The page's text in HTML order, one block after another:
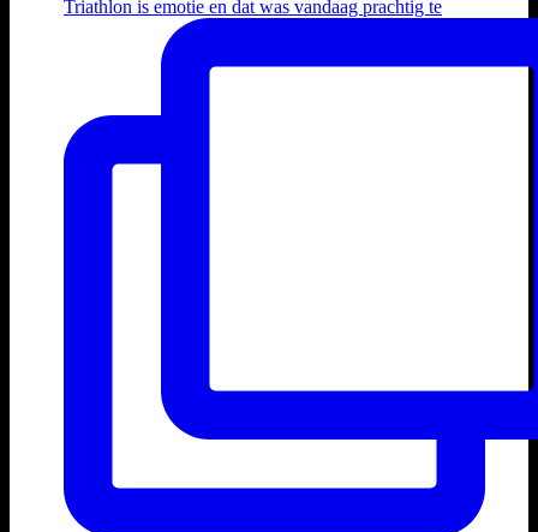
Triathlon is emotie en dat was vandaag prachtig te